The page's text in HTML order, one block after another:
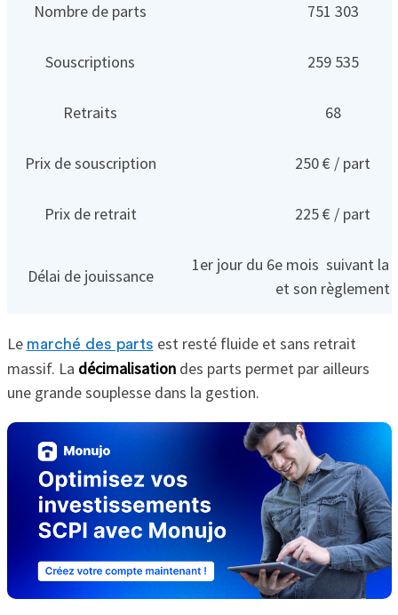
Nombre de parts 751 303
Souscriptions 259 535
Retraits 68
Prix de souscription 250 € / part
Prix de retrait 225 € / part
Délai de jouissance
1er jour du 6e mois suivant la
et son règlement
Le marché des parts est resté fluide et sans retrait
massif. La décimalisation des parts permet par ailleurs
une grande souplesse dans la gestion.